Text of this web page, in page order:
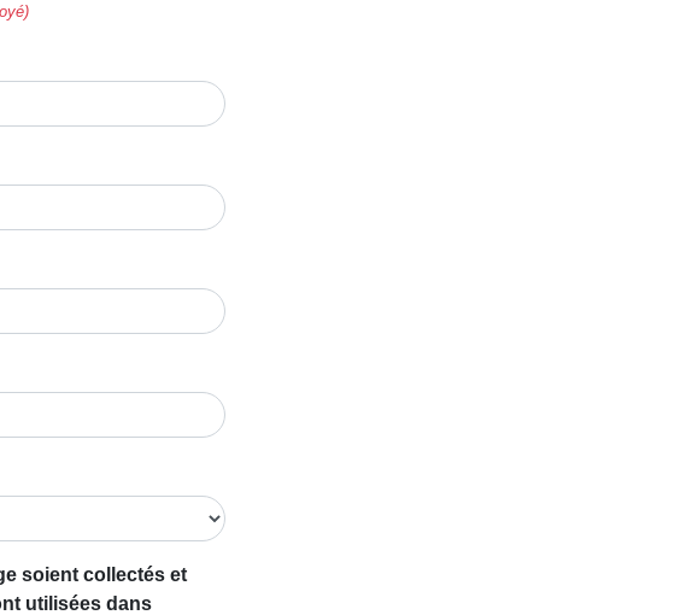
soient collectés et
utilisées dans